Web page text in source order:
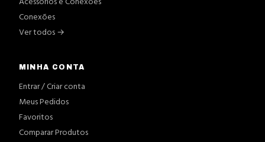
Conexões
Ver todos →
MINHA CONTA
Entrar / Criar conta
Meus Pedidos
Favoritos
Comparar Produtos